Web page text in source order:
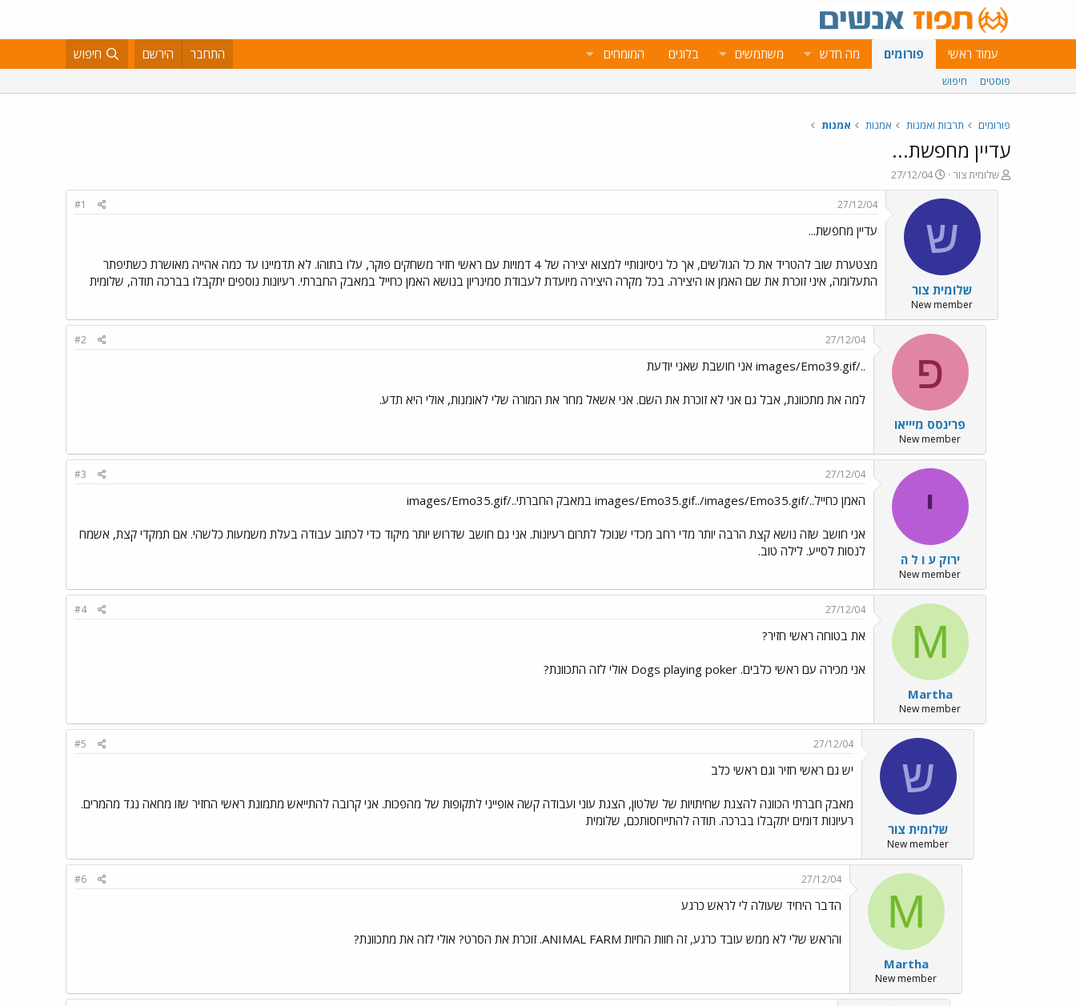
עמוד ראשי פורומים מה חדש משתמשים בלוגים המומחים התחבר הירשם חיפוש
פוסטים חיפוש
פורומים תרבות ואמנות אמנות אמנות
עדיין מחפשת...
פ
ו
שלומית צור
פ
ו
ר
ם
ב
א
ר
ך
27/12/04
ש
שלומית צור
New member
27/12/04
#1
עדיין מחפשת...
מצטערת שוב להטריד את כל הגולשים, אך כל ניסיונותיי למצוא יצירה של 4 דמויות עם ראשי חזיר משחקים פוקר, עלו בתוהו. לא תדמיינו עד כמה אהייה מאושרת כשתיפתר
התעלומה, איני זוכרת את שם האמן או היצירה. בכל מקרה היצירה מיועדת לעבודת סמינריון בנושא האמן כחייל במאבק החברתי. רעיונות נוספים יתקבלו בברכה תודה, שלומית
פ
פרינסס מיייאו
New member
27/12/04
#2
../images/Emo39.gif אני חושבת שאני יודעת
למה את מתכוונת, אבל גם אני לא זוכרת את השם. אני אשאל מחר את המורה שלי לאומנות, אולי היא תדע.
י
ירוק ע ו ל ה
New member
27/12/04
#3
האמן כחייל../images/Emo35.gif../images/Emo35.gif במאבק החברתי../images/Emo35.gif
אני חושב שזה נושא קצת הרבה יותר מדי רחב מכדי שנוכל לתרום רעיונות. אני גם חושב שדרוש יותר מיקוד כדי לכתוב עבודה בעלת משמעות כלשהי. אם תמקדי קצת, אשמח
לנסות לסייע. לילה טוב.
M
Martha
New member
27/12/04
#4
את בטוחה ראשי חזיר?
אני מכירה עם ראשי כלבים. Dogs playing poker אולי לזה התכוונת?
ש
שלומית צור
New member
27/12/04
#5
יש גם ראשי חזיר וגם ראשי כלב
מאבק חברתי הכוונה להצגת שחיתויות של שלטון, הצגת עוני ועבודה קשה אופייני לתקופות של מהפכות. אני קרובה להתייאש מתמונת ראשי החזיר שזו מחאה נגד מהמרים.
רעיונות דומים יתקבלו בברכה. תודה להתייחסותכם, שלומית
M
Martha
New member
27/12/04
#6
הדבר היחיד שעולה לי לראש כרגע
והראש שלי לא ממש עובד כרגע, זה חוות החיות ANIMAL FARM. זוכרת את הסרט? אולי לזה את מתכוונת?